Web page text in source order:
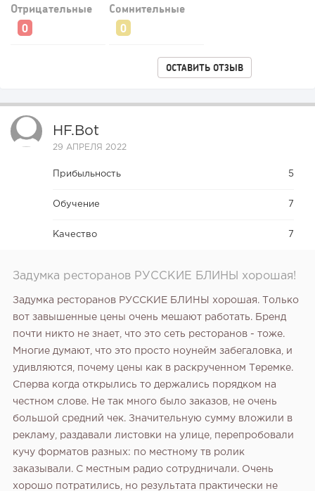
Отрицательные Сомнительные
ОСТАВИТЬ ОТЗЫВ
HF.bot
29 АПРЕЛЯ 2022
Прибыльность 5
Обучение 7
Качество 7
Задумка ресторанов РУССКИЕ БЛИНЫ хорошая!
Задумка ресторанов РУССКИЕ БЛИНЫ хорошая. Только
вот завышенные цены очень мешают работать. Бренд
почти никто не знает, что это сеть ресторанов - тоже.
Многие думают, что это просто ноунейм забегаловка, и
удивляются, почему цены как в раскрученном Теремке.
Сперва когда открылись то держались порядком на
честном слове. Не так много было заказов, не очень
большой средний чек. Значительную сумму вложили в
рекламу, раздавали листовки на улице, перепробовали
кучу форматов разных: по местному тв ролик
заказывали. С местным радио сотрудничали. Очень
хорошо потратились, но результата практически не